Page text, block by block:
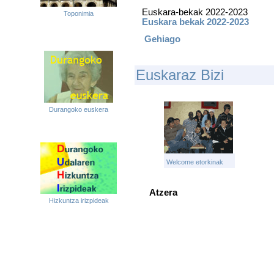
Toponimia
Durangoko euskera
Hizkuntza irizpideak
Euskara-bekak 2022-2023
Euskara bekak 2022-2023
Gehiago
Euskaraz Bizi
Welcome etorkinak
Atzera